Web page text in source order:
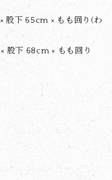
股下 65cm × もも回り(わ
股下 68cm × もも回り